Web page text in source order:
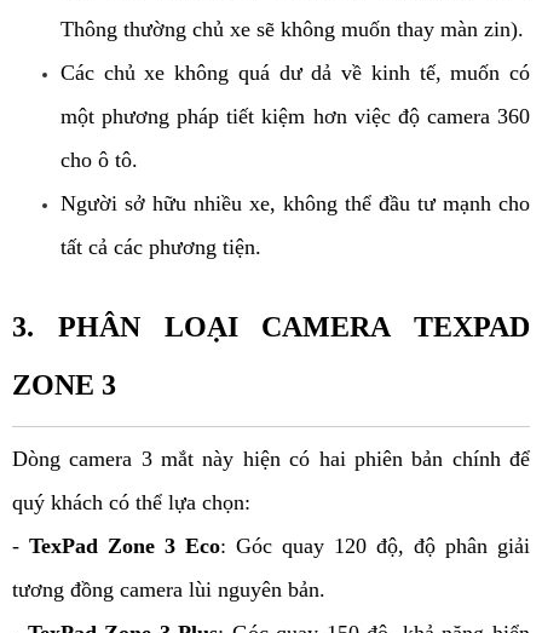
Thông thường chủ xe sẽ không muốn thay màn zin).
Các chủ xe không quá dư dả về kinh tế, muốn có
một phương pháp tiết kiệm hơn việc độ camera 360
cho ô tô.
Người sở hữu nhiều xe, không thể đầu tư mạnh cho
tất cả các phương tiện.
3. PHÂN LOẠI CAMERA TEXPAD
ZONE 3
Dòng camera 3 mắt này hiện có hai phiên bản chính để
quý khách có thể lựa chọn:
- TexPad Zone 3 Eco: Góc quay 120 độ, độ phân giải
tương đồng camera lùi nguyên bản.